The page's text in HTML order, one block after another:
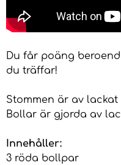
Du får poäng
du träffar!
Stommen är av
Bollar är gjorda av
Innehåller:
3 röda bollpar